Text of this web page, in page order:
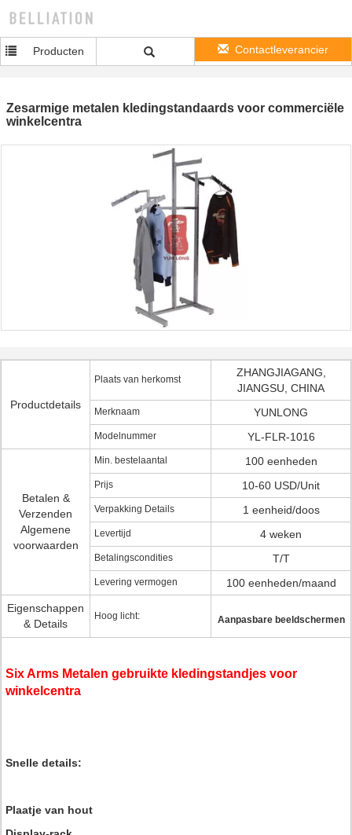
Producten Contactleverancier
Zesarmige metalen kledingstandaards voor commerciële
winkelcentra
Productdetails
Plaats van herkomst
ZHANGJIAGANG,
JIANGSU, CHINA
Merknaam YUNLONG
Modelnummer YL-FLR-1016
Betalen &
Verzenden
Algemene
voorwaarden
Min. bestelaantal 100 eenheden
Prijs 10-60 USD/Unit
Verpakking Details 1 eenheid/doos
Levertijd 4 weken
Betalingscondities T/T
Levering vermogen
100 eenheden/maand
Eigenschappen
& Details
Hoog licht: Aanpasbare beeldschermen
Six Arms Metalen gebruikte kledingstandjes voor
winkelcentra
Snelle details:
Plaatje van hout